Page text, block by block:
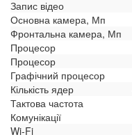
Запис відео
Основна камера, Мп
Фронтальна камера, Мп
Процесор
Процесор
Графічний процесор
Кількість ядер
Тактова частота
Комунікації
Wi-Fi